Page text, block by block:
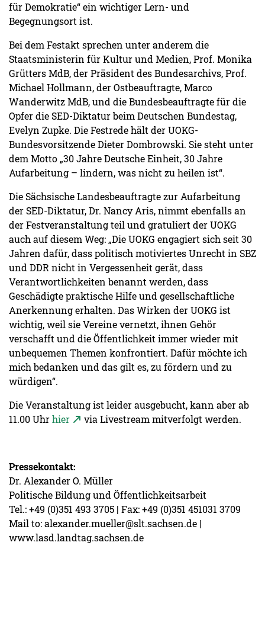
für Demokratie“ ein wichtiger Lern- und
Begegnungsort ist.
Bei dem Festakt sprechen unter anderem die
Staatsministerin für Kultur und Medien, Prof. Monika
Grütters MdB, der Präsident des Bundesarchivs, Prof.
Michael Hollmann, der Ostbeauftragte, Marco
Wanderwitz MdB, und die Bundesbeauftragte für die
Opfer die SED-Diktatur beim Deutschen Bundestag,
Evelyn Zupke. Die Festrede hält der UOKG-
Bundesvorsitzende Dieter Dombrowski. Sie steht unter
dem Motto „30 Jahre Deutsche Einheit, 30 Jahre
Aufarbeitung – lindern, was nicht zu heilen ist“.
Die Sächsische Landesbeauftragte zur Aufarbeitung
der SED-Diktatur, Dr. Nancy Aris, nimmt ebenfalls an
der Festveranstaltung teil und gratuliert der UOKG
auch auf diesem Weg: „Die UOKG engagiert sich seit 30
Jahren dafür, dass politisch motiviertes Unrecht in SBZ
und DDR nicht in Vergessenheit gerät, dass
Verantwortlichkeiten benannt werden, dass
Geschädigte praktische Hilfe und gesellschaftliche
Anerkennung erhalten. Das Wirken der UOKG ist
wichtig, weil sie Vereine vernetzt, ihnen Gehör
verschafft und die Öffentlichkeit immer wieder mit
unbequemen Themen konfrontiert. Dafür möchte ich
mich bedanken und das gilt es, zu fördern und zu
würdigen“.
Die Veranstaltung ist leider ausgebucht, kann aber ab
11.00 Uhrhier via Livestream mitverfolgt werden.
Pressekontakt:
Dr. Alexander O. Müller
Politische Bildung und Öffentlichkeitsarbeit
Tel.: +49 (0)351 493 3705 | Fax: +49 (0)351 451031 3709
Mail to: alexander.mueller@slt.sachsen.de |
www.lasd.landtag.sachsen.de